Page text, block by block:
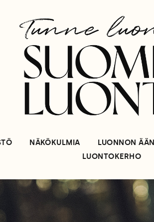
NÄKÖKULMIA LUONNON
LUONTOKERHO